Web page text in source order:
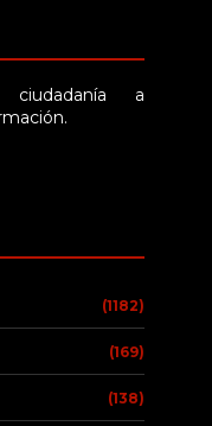
ciudadanía a
(1182)
(169)
(138)